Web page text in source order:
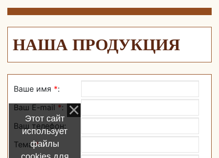
НАША ПРОДУКЦИЯ
Ваше имя *:
Ваш E-mail *:
Ваш телефон:
Тема*:
Этот сайт
использует
файлы